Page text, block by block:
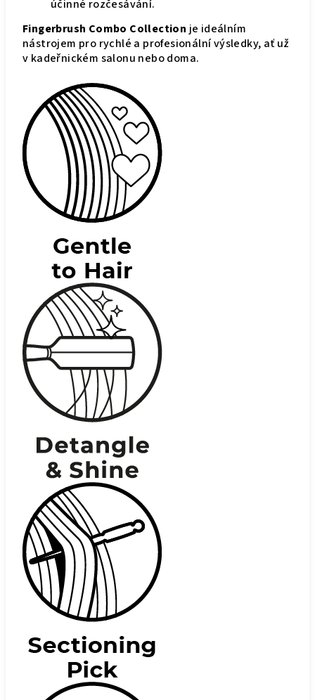
účinné rozčesávání.
Fingerbrush Combo Collection je ideálním
nástrojem pro rychlé a profesionální výsledky, ať už
v kadeřnickém salonu nebo doma.